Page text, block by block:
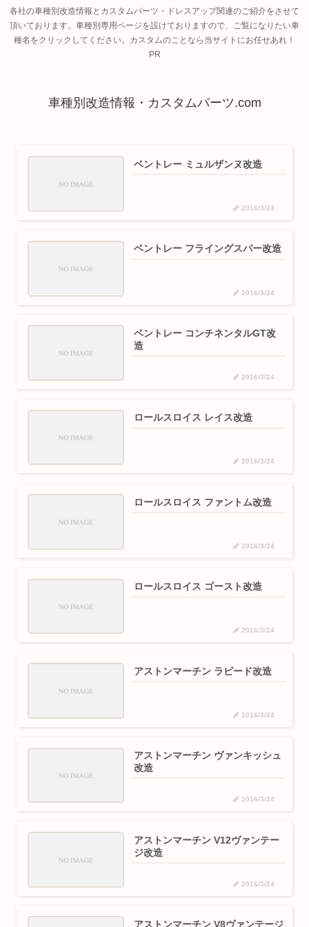
各社の車種別改造情報とカスタムパーツ・ドレスアップ関連のご紹介をさせて
頂いております。車種別専用ページを設けておりますので、ご覧になりたい車
種名をクリックしてください。カスタムのことなら当サイトにお任せあれ！
PR
車種別改造情報・カスタムパーツ.com
ベントレー ミュルザンヌ改造
2016/3/24
ベントレー フライングスパー改造
2016/3/24
ベントレー コンチネンタルGT改
造
2016/3/24
ロールスロイス レイス改造
2016/3/24
ロールスロイス ファントム改造
2016/3/24
ロールスロイス ゴースト改造
2016/3/24
アストンマーチン ラピード改造
2016/3/24
アストンマーチン ヴァンキッシュ
改造
2016/3/24
アストンマーチン V12ヴァンテー
ジ改造
2016/3/24
アストンマーチン V8ヴァンテージ